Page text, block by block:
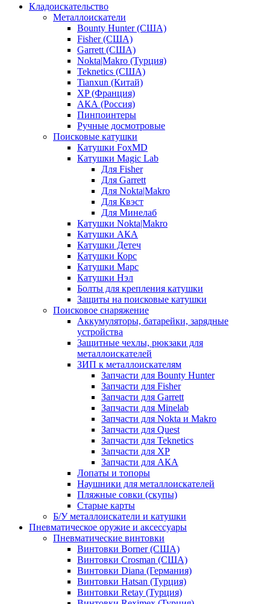
Кладоискательство
Металлоискатели
Bounty Hunter (США)
Fisher (США)
Garrett (США)
Nokta|Makro (Турция)
Teknetics (США)
Tianxun (Китай)
XP (Франция)
АКА (Россия)
Пинпоинтеры
Ручные досмотровые
Поисковые катушки
Катушки FoxMD
Катушки Magic Lab
Для Fisher
Для Garrett
Для Nokta|Makro
Для Квэст
Для Минелаб
Катушки Nokta|Makro
Катушки АКА
Катушки Детеч
Катушки Корс
Катушки Марс
Катушки Нэл
Болты для крепления катушки
Защиты на поисковые катушки
Поисковое снаряжение
Аккумуляторы, батарейки, зарядные
устройства
Защитные чехлы, рюкзаки для
металлоискателей
ЗИП к металлоискателям
Запчасти для Bounty Hunter
Запчасти для Fisher
Запчасти для Garrett
Запчасти для Minelab
Запчасти для Nokta и Makro
Запчасти для Quest
Запчасти для Teknetics
Запчасти для XP
Запчасти для АКА
Лопаты и топоры
Наушники для металлоискателей
Пляжные совки (скупы)
Старые карты
Б/У металлоискатели и катушки
Пневматическое оружие и аксессуары
Пневматические винтовки
Винтовки Borner (США)
Винтовки Crosman (США)
Винтовки Diana (Германия)
Винтовки Hatsan (Турция)
Винтовки Retay (Турция)